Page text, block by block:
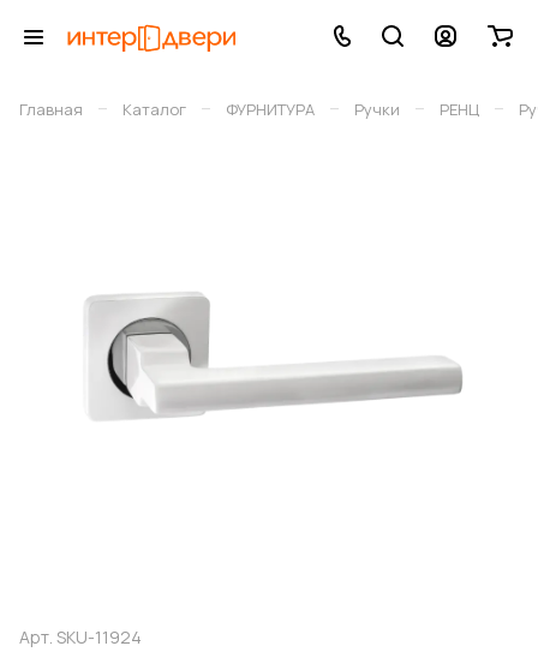
Главная – Каталог – ФУРНИТУРА – Ручки – РЕНЦ –
Арт. SKU-11924